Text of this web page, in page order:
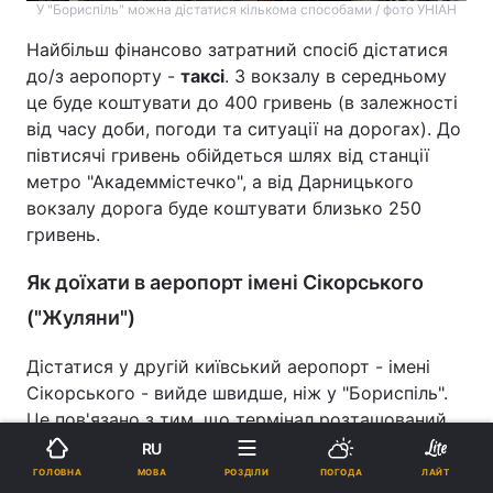
У "Бориспіль" можна дістатися кількома способами / фото УНІАН
Найбільш фінансово затратний спосіб дістатися
до/з аеропорту - таксі. З вокзалу в середньому
це буде коштувати до 400 гривень (в залежності
від часу доби, погоди та ситуації на дорогах). До
півтисячі гривень обійдеться шлях від станції
метро "Академмістечко", а від Дарницького
вокзалу дорога буде коштувати близько 250
гривень.
Як доїхати в аеропорт імені Сікорського
("Жуляни")
Дістатися у другій київський аеропорт - імені
Сікорського - вийде швидше, ніж у "Бориспіль".
Це пов'язано з тим, що термінал розташований
фактично на території міста у мікрорайоні
Жуляни. Це лише у восьми кілометрах від центру
ГОЛОВНА
RU
МОВА РОЗДІЛИ ПОГОДА ЛАЙТ